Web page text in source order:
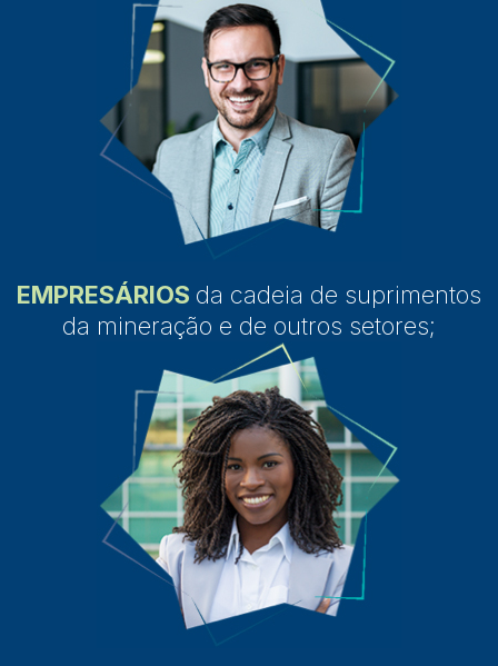
EMPRESÁRIOS da cadeia de suprimentos
da mineração e de outros setores;